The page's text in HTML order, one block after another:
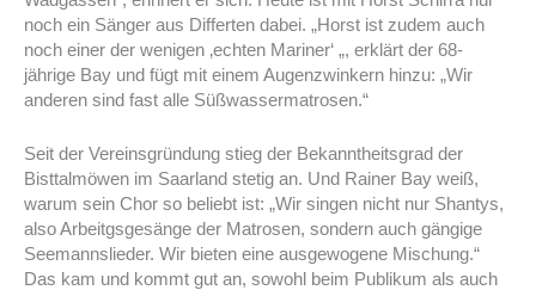
noch ein Sänger aus Differten dabei. „Horst ist zudem auch
noch einer der wenigen ‚echten Mariner‘ „, erklärt der 68-
jährige Bay und fügt mit einem Augenzwinkern hinzu: „Wir
anderen sind fast alle Süßwassermatrosen.“
Seit der Vereinsgründung stieg der Bekanntheitsgrad der
Bisttalmöwen im Saarland stetig an. Und Rainer Bay weiß,
warum sein Chor so beliebt ist: „Wir singen nicht nur Shantys,
also Arbeitgsgesänge der Matrosen, sondern auch gängige
Seemannslieder. Wir bieten eine ausgewogene Mischung.“
Das kam und kommt gut an, sowohl beim Publikum als auch